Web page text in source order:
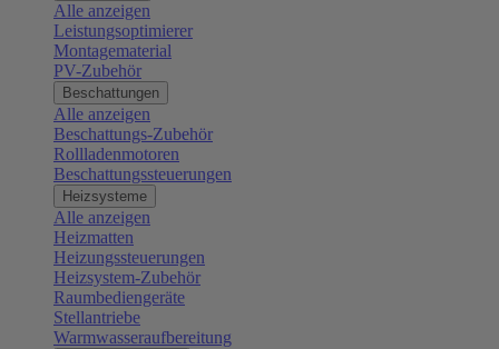
Alle anzeigen
Leistungsoptimierer
Montagematerial
PV-Zubehör
Beschattungen
Alle anzeigen
Beschattungs-Zubehör
Rollladenmotoren
Beschattungssteuerungen
Heizsysteme
Alle anzeigen
Heizmatten
Heizungssteuerungen
Heizsystem-Zubehör
Raumbediengeräte
Stellantriebe
Warmwasseraufbereitung